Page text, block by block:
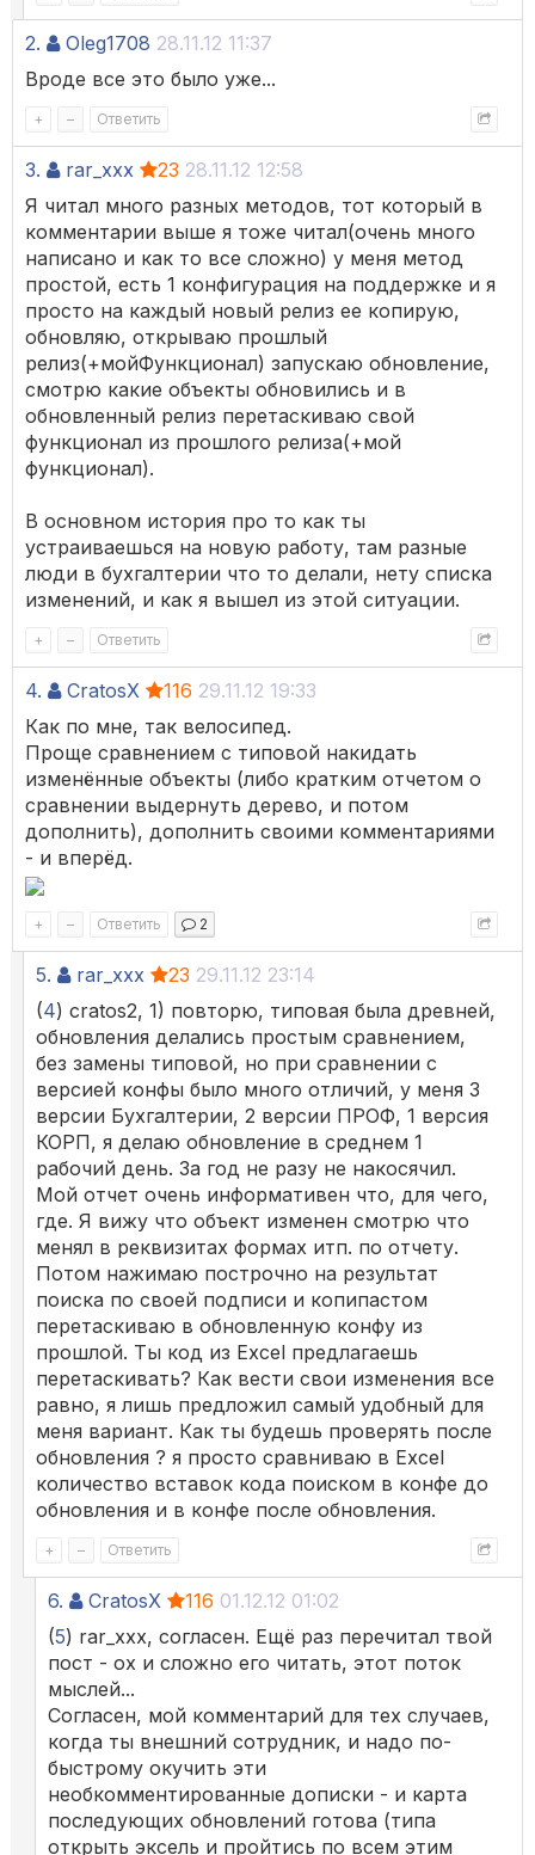
2. Oleg1708 28.11.12 11:37
Вроде все это было уже...
+ – Ответить
3. rar_xxx 23 28.11.12 12:58
Я читал много разных методов, тот который в
комментарии выше я тоже читал(очень много
написано и как то все сложно) у меня метод
простой, есть 1 конфигурация на поддержке и я
просто на каждый новый релиз ее копирую,
обновляю, открываю прошлый
релиз(+мойФункционал) запускаю обновление,
смотрю какие объекты обновились и в
обновленный релиз перетаскиваю свой
функционал из прошлого релиза(+мой
функционал).
В основном история про то как ты
устраиваешься на новую работу, там разные
люди в бухгалтерии что то делали, нету списка
изменений, и как я вышел из этой ситуации.
+ – Ответить
4. CratosX 116 29.11.12 19:33
Как по мне, так велосипед.
Проще сравнением с типовой накидать
изменённые объекты (либо кратким отчетом о
сравнении выдернуть дерево, и потом
дополнить), дополнить своими комментариями
- и вперёд.
+ – Ответить 2
5. rar_xxx 23 29.11.12 23:14
(4) cratos2, 1) повторю, типовая была древней,
обновления делались простым сравнением,
без замены типовой, но при сравнении с
версией конфы было много отличий, у меня 3
версии Бухгалтерии, 2 версии ПРОФ, 1 версия
КОРП, я делаю обновление в среднем 1
рабочий день. За год не разу не накосячил.
Мой отчет очень информативен что, для чего,
где. Я вижу что объект изменен смотрю что
менял в реквизитах формах итп. по отчету.
Потом нажимаю построчно на результат
поиска по своей подписи и копипастом
перетаскиваю в обновленную конфу из
прошлой. Ты код из Excel предлагаешь
перетаскивать? Как вести свои изменения все
равно, я лишь предложил самый удобный для
меня вариант. Как ты будешь проверять после
обновления ? я просто сравниваю в Excel
количество вставок кода поиском в конфе до
обновления и в конфе после обновления.
+ – Ответить
6. CratosX 116 01.12.12 01:02
(5) rar_xxx, согласен. Ещё раз перечитал твой
пост - ох и сложно его читать, этот поток
мыслей...
Согласен, мой комментарий для тех случаев,
когда ты внешний сотрудник, и надо по-
быстрому окучить эти
необкомментированные дописки - и карта
последующих обновлений готова (типа
открыть эксель и пройтись по всем этим